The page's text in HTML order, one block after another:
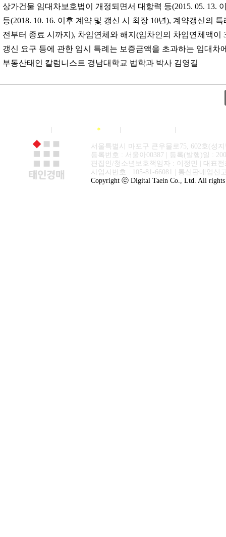
상가건물 임대차보호법이 개정되면서 대항력 등(2015. 05. 13.
등(2018. 10. 16. 이후 계약 및 갱신 시 최장 10년), 계약갱신의
전부터 종료 시까지), 차임연체와 해지(임차인의 차임연체액
갱신 요구 등에 관한 임시 특례는 보증금액을 초과하는 임대차
부동산태인 칼럼니스트 경남대학교 법학과 박사 김영길
＊
서울특별시 마포구 큰우물로75, 602호(성
등록번호 : 서울아00387 | 등록(발행)일 :
편집인/청소년보호책임자 : 이정민 | 대표전
사업자번호 : 105-81-66081 | 통신판매업신
Copyright ⓒ Digital Taein Co., Ltd. All rights